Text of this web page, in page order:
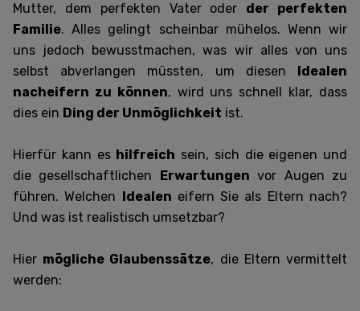
Mutter, dem perfekten Vater oder der perfekten
Familie. Alles gelingt scheinbar mühelos. Wenn wir
uns jedoch bewusstmachen, was wir alles von uns
selbst abverlangen müssten, um diesen
Idealen
nacheifern zu können, wird uns schnell klar, dass
dies ein Ding der Unmöglichkeit ist.
Hierfür kann es hilfreich sein, sich die eigenen und
die gesellschaftlichen
Erwartungen vor Augen zu
führen. Welchen
Idealen eifern Sie als Eltern nach?
Und was ist realistisch umsetzbar?
Hier mögliche Glaubenssätze, die Eltern vermittelt
werden: